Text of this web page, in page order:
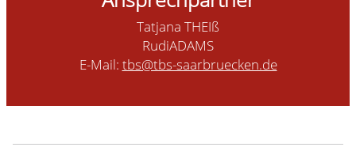
Tatjana THEIß
RudiADAMS
E-Mail: tbs@tbs-saarbruecken.de